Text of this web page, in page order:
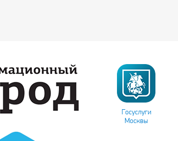
Госуслуги
Москвы